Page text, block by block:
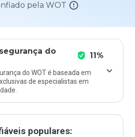
pela WOT
do
11%
do WOT é baseada em
de especialistas em
populares: